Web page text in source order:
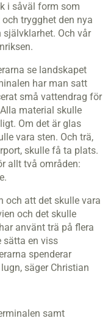
i såväl form som
trygghet den nya
Och vår
se landskapet
har man satt
små vattendrag för
material skulle
Om det är glas
vara sten. Och trä,
skulle få ta plats.
allt två områden:
och att det skulle vara
och det skulle
använt trä på flera
sätta en viss
spenderar
säger Christian
samt